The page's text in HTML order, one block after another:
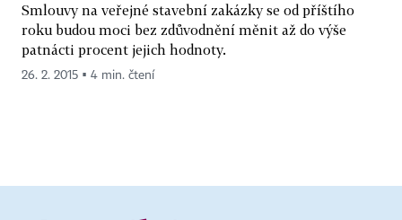
Smlouvy na veřejné stavební zakázky se od příštího
roku budou moci bez zdůvodnění měnit až do výše
patnácti procent jejich hodnoty.
26. 2. 2015 ▪ 4 min. čtení